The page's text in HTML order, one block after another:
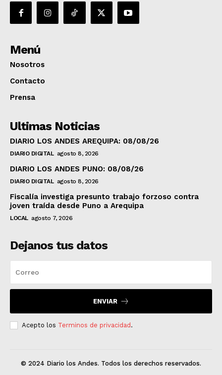
Menú
Nosotros
Contacto
Prensa
Ultimas Noticias
DIARIO LOS ANDES AREQUIPA: 08/08/26
DIARIO DIGITAL agosto 8, 2026
DIARIO LOS ANDES PUNO: 08/08/26
DIARIO DIGITAL agosto 8, 2026
Fiscalía investiga presunto trabajo forzoso contra
joven traída desde Puno a Arequipa
LOCAL agosto 7, 2026
Dejanos tus datos
ENVIAR
Acepto los Terminos de privacidad.
© 2024 Diario los Andes. Todos los derechos reservados.